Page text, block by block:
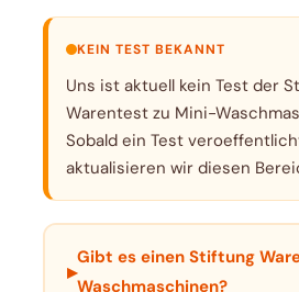
KEIN TEST BEKANNT
Uns ist aktuell kein Test der
Warentest zu Mini-
Sobald ein Test
aktualisieren wir diesen
▸
Gibt es einen Stiftung
Waschmaschinen?